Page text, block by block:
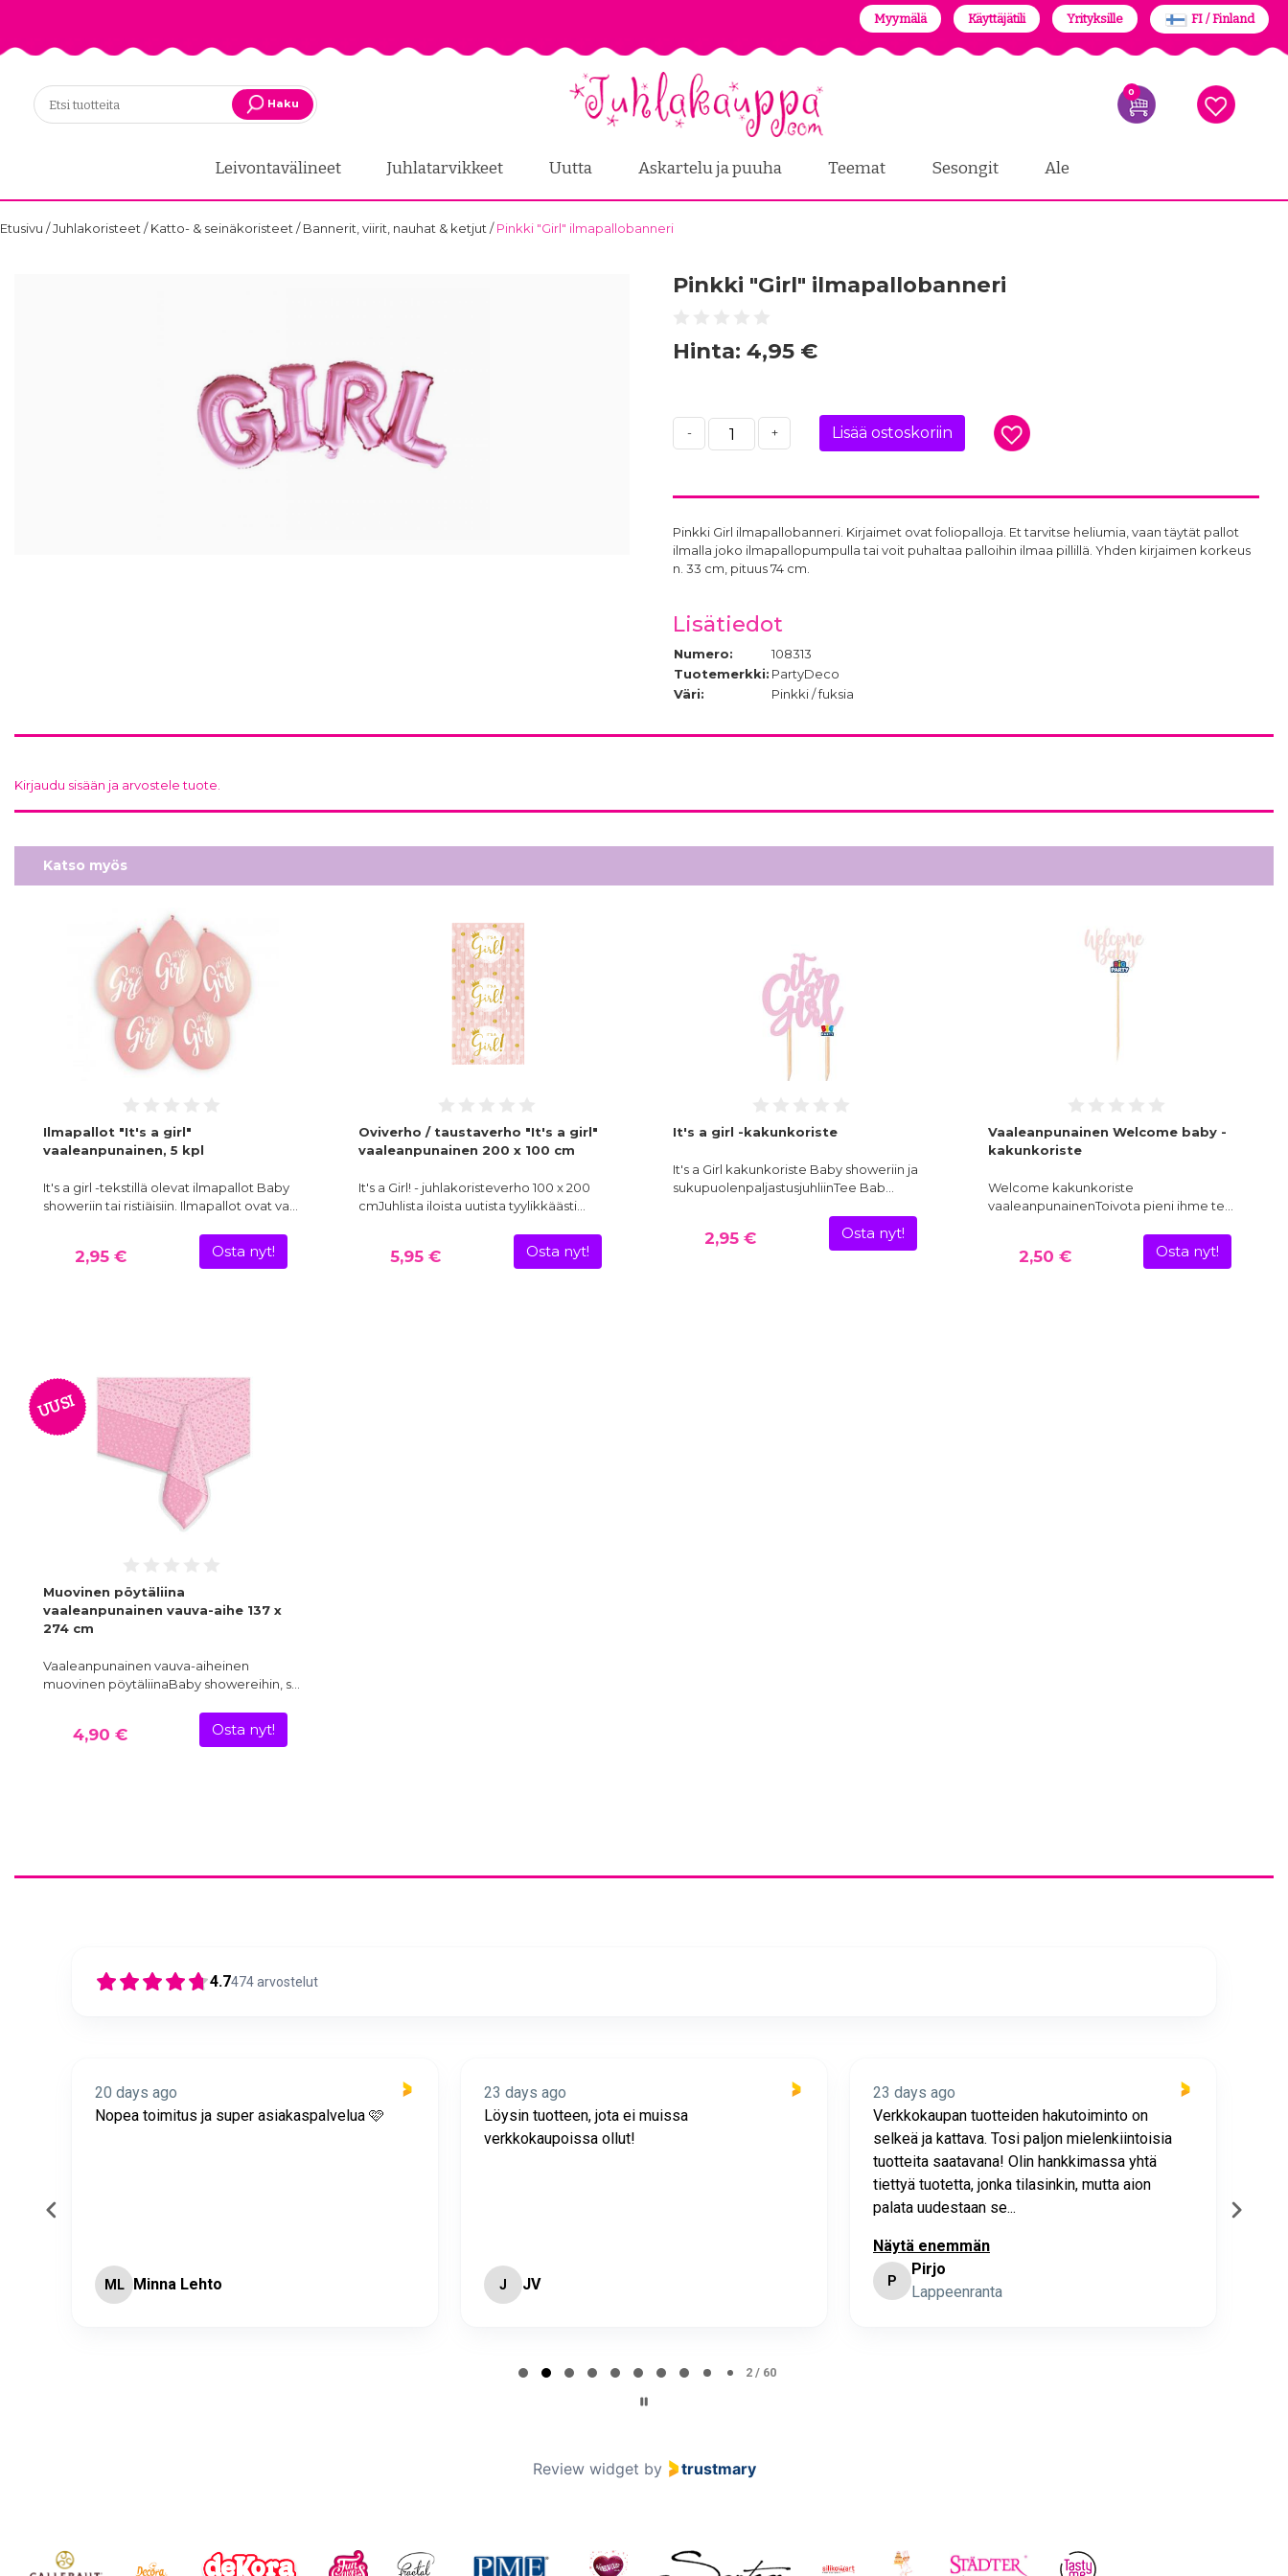
Myymälä Käyttäjätili Yrityksille FI / Finland
Haku
0
Leivontavälineet Juhlatarvikkeet Uutta Askartelu ja puuha Teemat Sesongit Ale
Etusivu /Juhlakoristeet /Katto- & seinäkoristeet /Bannerit, viirit, nauhat & ketjut /Pinkki "Girl" ilmapallobanneri
Pinkki "Girl" ilmapallobanneri
Hinta: 4,95 €
- + Lisää ostoskoriin
Pinkki Girl ilmapallobanneri. Kirjaimet ovat foliopalloja. Et tarvitse heliumia, vaan täytät pallot
ilmalla joko ilmapallopumpulla tai voit puhaltaa palloihin ilmaa pillillä. Yhden kirjaimen korkeus
n. 33 cm, pituus 74 cm.
Lisätiedot
Numero:
108313
Tuotemerkki: PartyDeco
Väri:
Pinkki / fuksia
Kirjaudu sisään ja arvostele tuote.
Katso myös
Ilmapallot "It's a girl"
vaaleanpunainen, 5 kpl
It's a girl -tekstillä olevat ilmapallot Baby
showeriin tai ristiäisiin. Ilmapallot ovat va…
2,95 € Osta nyt!
Oviverho / taustaverho "It's a girl"
vaaleanpunainen 200 x 100 cm
It's a Girl! - juhlakoristeverho 100 x 200
cmJuhlista iloista uutista tyylikkäästi…
5,95 € Osta nyt!
It's a girl -kakunkoriste
It's a Girl kakunkoriste Baby showeriin ja
sukupuolenpaljastusjuhliinTee Bab…
2,95 € Osta nyt!
Vaaleanpunainen Welcome baby -
kakunkoriste
Welcome kakunkoriste
vaaleanpunainenToivota pieni ihme te…
2,50 € Osta nyt!
UUSI
Muovinen pöytäliina
vaaleanpunainen vauva-aihe 137 x
274 cm
Vaaleanpunainen vauva-aiheinen
muovinen pöytäliinaBaby showereihin, s…
4,90 € Osta nyt!
4.7474arvostelut
20 days ago
Nopea toimitus ja super asiakaspalvelua 🩷
ML Minna Lehto
23 days ago
Löysin tuotteen, jota ei muissa
verkkokaupoissa ollut!
J JV
23 days ago
Verkkokaupan tuotteiden hakutoiminto on
selkeä ja kattava. Tosi paljon mielenkiintoisia
tuotteita saatavana! Olin hankkimassa yhtä
tiettyä tuotetta, jonka tilasinkin, mutta aion
palata uudestaan se...
Näytä enemmän
P
Pirjo
Lappeenranta
2 / 60
Review widget by trustmary